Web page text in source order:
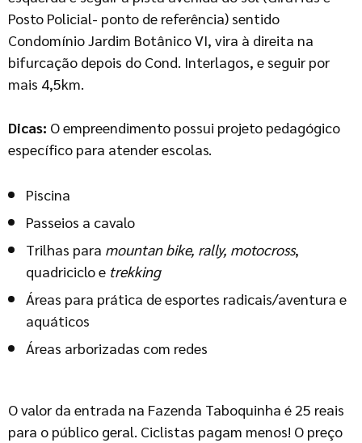
Posto Policial- ponto de referência) sentido
Condomínio Jardim Botânico VI, vira à direita na
bifurcação depois do Cond. Interlagos, e seguir por
mais 4,5km.
Dicas: O empreendimento possui projeto pedagógico
específico para atender escolas.
Piscina
Passeios a cavalo
Trilhas para mountan bike, rally, motocross,
quadriciclo e trekking
Áreas para prática de esportes radicais/aventura e
aquáticos
Áreas arborizadas com redes
O valor da entrada na Fazenda Taboquinha é 25 reais
para o público geral. Ciclistas pagam menos! O preço